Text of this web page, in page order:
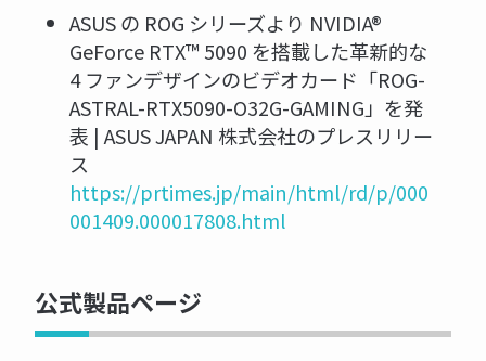
ASUS の ROG シリーズより NVIDIA®
GeForce RTX™ 5090 を搭載した革新的な
4 ファンデザインのビデオカード「ROG-
ASTRAL-RTX5090-O32G-GAMING」を発
表 | ASUS JAPAN 株式会社のプレスリリー
ス
https://prtimes.jp/main/html/rd/p/000
001409.000017808.html
公式製品ページ